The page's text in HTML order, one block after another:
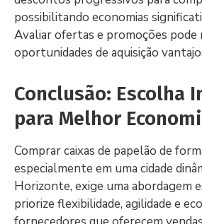
possibilitando economias
Avaliar ofertas e promoções pode
oportunidades de aquisição
Conclusão: Escolha
para Melhor
Comprar caixas de papelão de
especialmente em uma cidade
Horizonte, exige uma abordagem
priorize flexibilidade, agilidade e